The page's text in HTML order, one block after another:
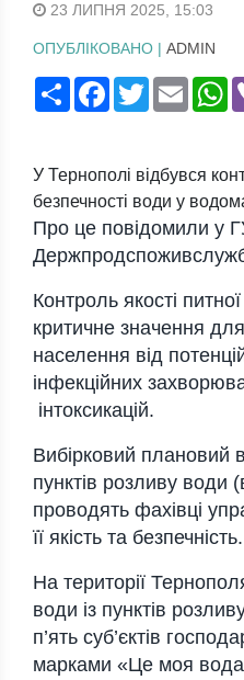
23 ЛИПНЯ 2025, 15:03
ОПУБЛІКОВАНО | ADMIN
ПоширитиFacebook
TwitterEmail
У Тернополі відбувся
безпечності води у
Про це повідомили у
Контроль якості
критичне значення
населення від
інфекційних
інтоксикацій.
Вибірковий плановий
пунктів розливу води
проводять фахівці
її якість та безпечність.
На території
води із пунктів
п’ять суб’єктів
марками «Це моя